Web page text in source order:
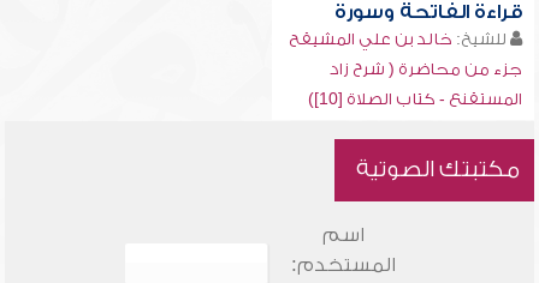
قراءة الفاتحة وسورة
للشيخ: خالد بن علي المشيقح
جزء من محاضرة ( شرح زاد
المستقنع - كتاب الصلاة [10])
مكتبتك الصوتية
اسم
المستخدم: